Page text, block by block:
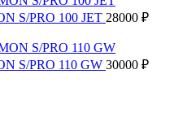
S/PRO 100 JET 28000 ₽
S/PRO 110 GW 30000 ₽